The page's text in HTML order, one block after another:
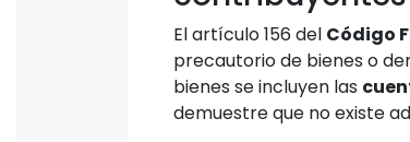
El artículo 156 del Código
precautorio de bienes o
bienes se incluyen las
demuestre que no existe